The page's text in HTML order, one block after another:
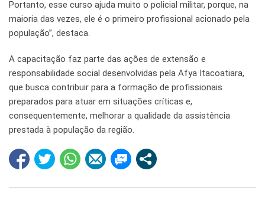
Portanto, esse curso ajuda muito o policial militar, porque, na
maioria das vezes, ele é o primeiro profissional acionado pela
população”, destaca.
A capacitação faz parte das ações de extensão e
responsabilidade social desenvolvidas pela Afya Itacoatiara,
que busca contribuir para a formação de profissionais
preparados para atuar em situações críticas e,
consequentemente, melhorar a qualidade da assistência
prestada à população da região.